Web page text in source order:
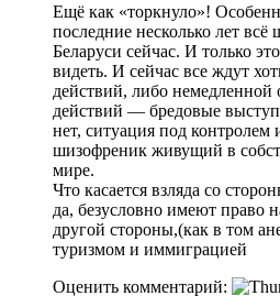
Ещё как «торкнуло»!
последние несколько лет
Беларуси сейчас. И только это
видеть. И сейчас все ждут
действий, либо немедленной
действий — бредовые
нет, ситуация под контролем
шизофреник живущий в
мире.
Что касается взляда со
да, безусловно имеют право
другой стороны,(как в том
туризмом и иммиграцией
Оценить комментарий: